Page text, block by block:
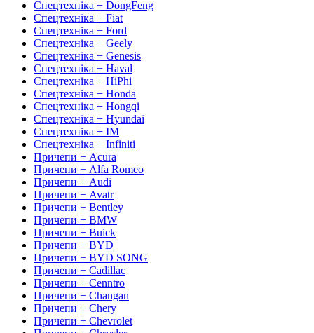
Спецтехніка + DongFeng
Спецтехніка + Fiat
Спецтехніка + Ford
Спецтехніка + Geely
Спецтехніка + Genesis
Спецтехніка + Haval
Спецтехніка + HiPhi
Спецтехніка + Honda
Спецтехніка + Hongqi
Спецтехніка + Hyundai
Спецтехніка + IM
Спецтехніка + Infiniti
Причепи + Acura
Причепи + Alfa Romeo
Причепи + Audi
Причепи + Avatr
Причепи + Bentley
Причепи + BMW
Причепи + Buick
Причепи + BYD
Причепи + BYD SONG
Причепи + Cadillac
Причепи + Cenntro
Причепи + Changan
Причепи + Chery
Причепи + Chevrolet